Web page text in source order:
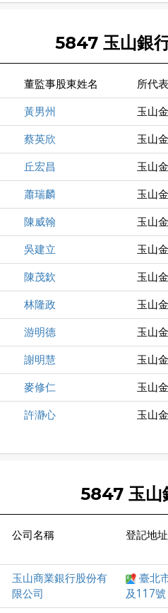
5847 玉山銀
董監事股東姓名 所代
黃男州 玉山
蔡英欣 玉山
丘宏昌 玉山
蕭瑞麟 玉山
陳威翰 玉山
吳建立 玉山
陳茂欽 玉山
林隆政 玉山
游明德 玉山
謝明慧 玉山
麥修仁 玉山
許瀞心 玉山
5847 玉山
公司名稱 登記地址
玉山商業銀行股份有
限公司
臺北
及117號